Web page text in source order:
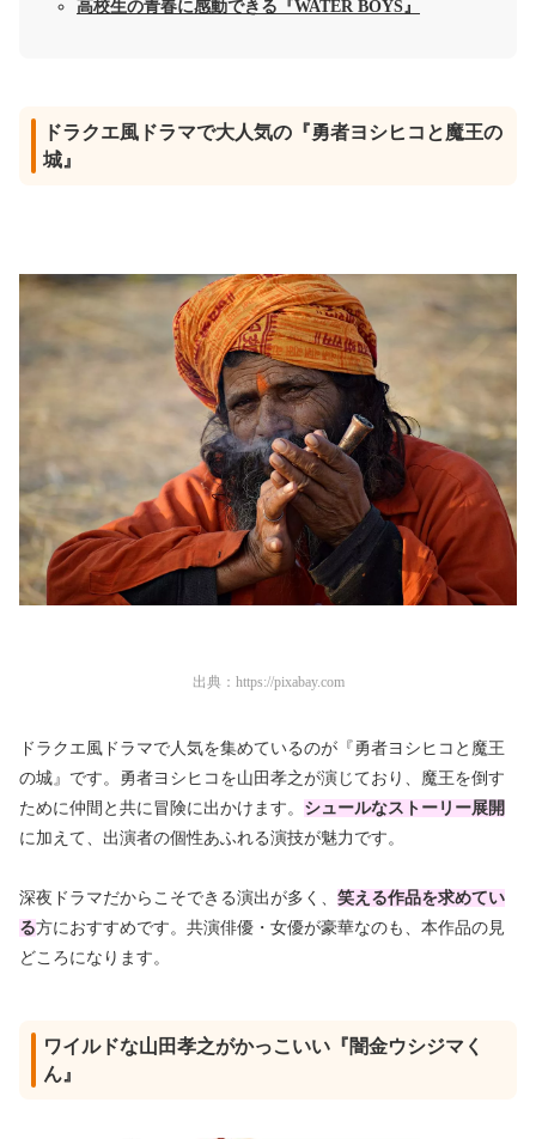
高校生の青春に感動できる『WATER BOYS』
ドラクエ風ドラマで大人気の『勇者ヨシヒコと魔王の
城』
出典： https://pixabay.com
ドラクエ風ドラマで人気を集めているのが『勇者ヨシヒコと魔王
の城』です。勇者ヨシヒコを山田孝之が演じており、魔王を倒す
ために仲間と共に冒険に出かけます。 シュールなストーリー展開
に加えて、出演者の個性あふれる演技が魅力です。
深夜ドラマだからこそできる演出が多く、 笑える作品を求めてい
る方におすすめです。共演俳優・女優が豪華なのも、本作品の見
どころになります。
ワイルドな山田孝之がかっこいい『闇金ウシジマく
ん』